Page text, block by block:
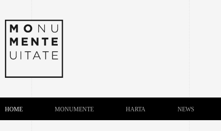
HOME MONUMENTE HARTA NEWS